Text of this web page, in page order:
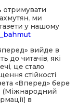
отримувати
ми
у нашому
вийде в
до читачів, які
це стало
стійкості
«Вперед» бере
(Міжнародний
в